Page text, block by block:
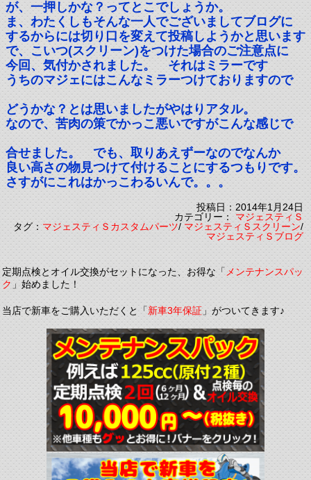
が、一押しかな？ってとこでしょうか。
ま、わたくしもそんな一人でございましてブログに
するからには切り口を変えて投稿しようかと思います
で、こいつ(スクリーン)をつけた場合のご注意点に
今回、気付かされました。 それはミラーです
うちのマジェにはこんなミラーつけておりますので
どうかな？とは思いましたがやはりアタル。
なので、苦肉の策でかっこ悪いですがこんな感じで
合せました。 でも、取りあえずーなのでなんか
良い高さの物見つけて付けることにするつもりです。
さすがにこれはかっこわるいんで。。。
投稿日：2014年1月24日
カテゴリー：マジェスティＳ
タグ：マジェスティＳカスタムパーツ/マジェスティＳスクリーン/
マジェスティＳブログ
定期点検とオイル交換がセットになった、お得な「メンテナンスパッ
ク」始めました！
当店で新車をご購入いただくと「新車3年保証」がついてきます♪